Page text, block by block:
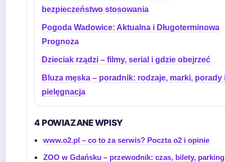
bezpieczeństwo stosowania
Pogoda Wadowice: Aktualna i Długoterminowa
Prognoza
Dzieciak rządzi – filmy, serial i gdzie obejrzeć
Bluza męska – poradnik: rodzaje, marki, porady
pielęgnacja
4 POWIAZANE WPISY
www.o2.pl – co to za serwis? Poczta o2 i opinie
ZOO w Gdańsku – przewodnik: czas, bilety,